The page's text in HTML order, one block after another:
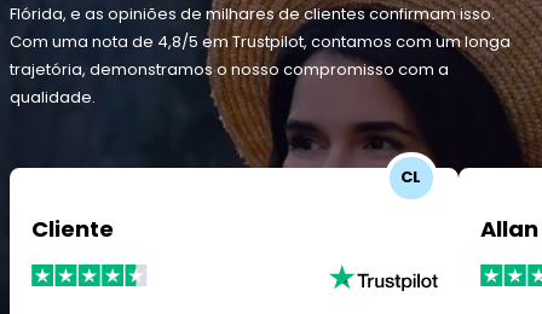
Flórida, e as opiniões de milhares de clientes confirmam isso.
Com uma nota de 4,8/5 em Trustpilot, contamos com um longa
trajetória, demonstramos o nosso compromisso com a
qualidade.
CL
Cliente Allan